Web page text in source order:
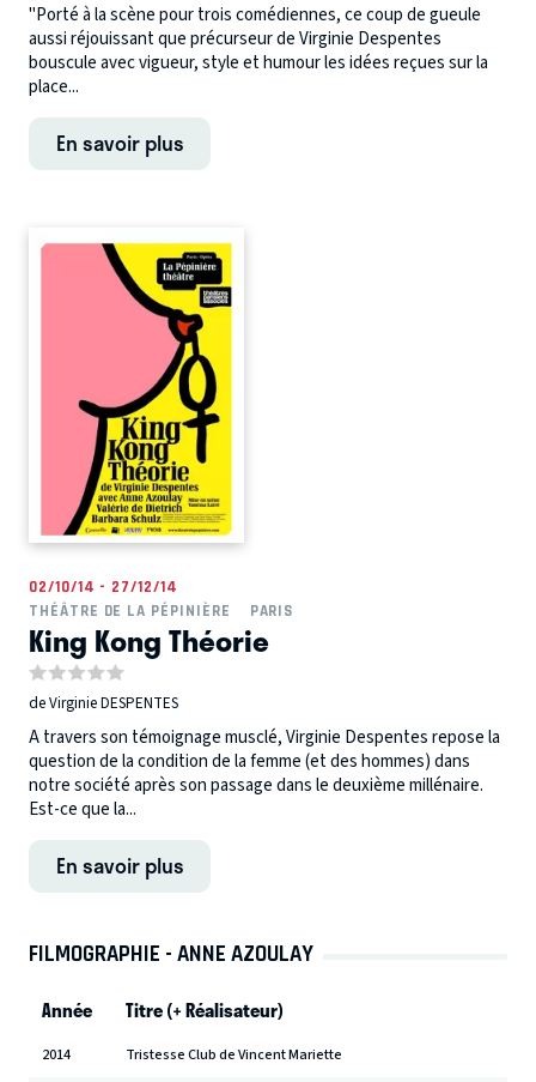
"Porté à la scène pour trois comédiennes, ce coup de gueule
aussi réjouissant que précurseur de Virginie Despentes
bouscule avec vigueur, style et humour les idées reçues sur la
place...
En savoir plus
02/10/14 - 27/12/14
THÉÂTRE DE LA PÉPINIÈRE
PARIS
King Kong Théorie
de Virginie DESPENTES
A travers son témoignage musclé, Virginie Despentes repose la
question de la condition de la femme (et des hommes) dans
notre société après son passage dans le deuxième millénaire.
Est-ce que la...
En savoir plus
FILMOGRAPHIE - ANNE AZOULAY
Année Titre (+ Réalisateur)
2014 Tristesse Club de Vincent Mariette